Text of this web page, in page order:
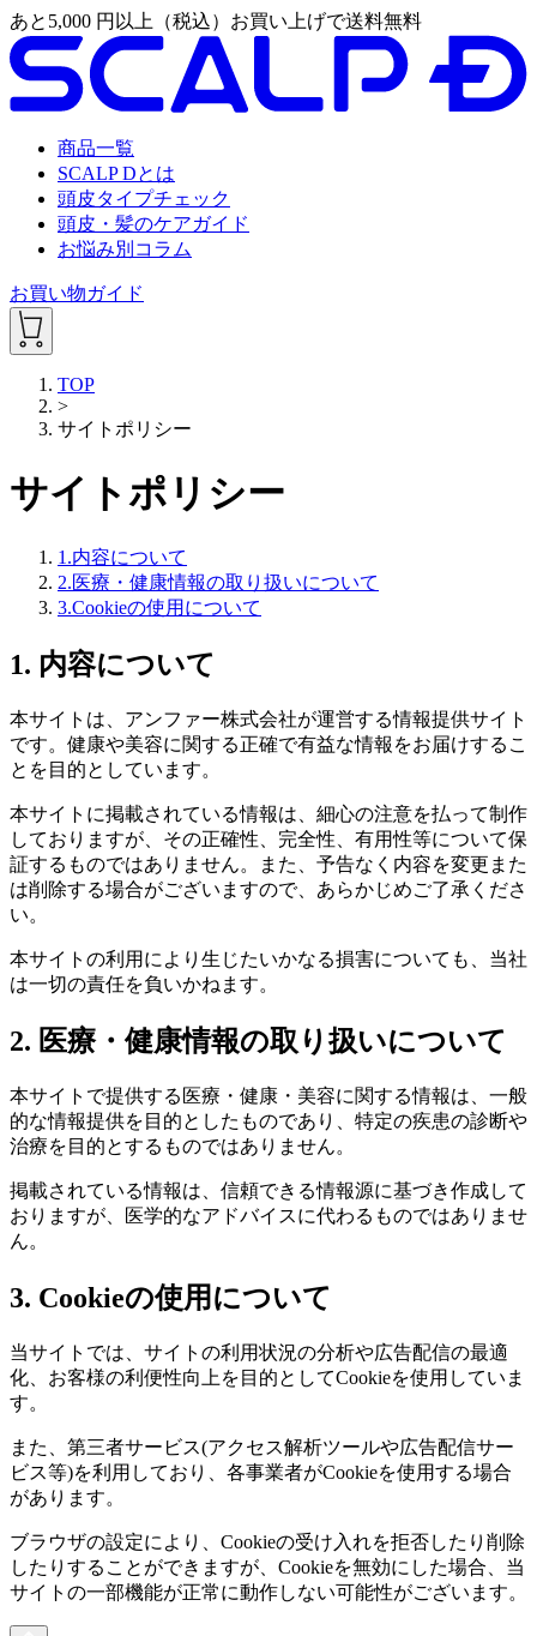
あと 5,000 円以上（税込）お買い上げで送料無料
商品一覧
SCALP Dとは
頭皮タイプチェック
頭皮・髪のケアガイド
お悩み別コラム
お買い物ガイド
TOP
>
サイトポリシー
サイトポリシー
1.内容について
2.医療・健康情報の取り扱いについて
3.Cookieの使用について
1. 内容について
本サイトは、アンファー株式会社が運営する情報提供サイト
です。健康や美容に関する正確で有益な情報をお届けするこ
とを目的としています。
本サイトに掲載されている情報は、細心の注意を払って制作
しておりますが、その正確性、完全性、有用性等について保
証するものではありません。また、予告なく内容を変更また
は削除する場合がございますので、あらかじめご了承くださ
い。
本サイトの利用により生じたいかなる損害についても、当社
は一切の責任を負いかねます。
2. 医療・健康情報の取り扱いについて
本サイトで提供する医療・健康・美容に関する情報は、一般
的な情報提供を目的としたものであり、特定の疾患の診断や
治療を目的とするものではありません。
掲載されている情報は、信頼できる情報源に基づき作成して
おりますが、医学的なアドバイスに代わるものではありませ
ん。
3. Cookieの使用について
当サイトでは、サイトの利用状況の分析や広告配信の最適
化、お客様の利便性向上を目的としてCookieを使用していま
す。
また、第三者サービス(アクセス解析ツールや広告配信サー
ビス等)を利用しており、各事業者がCookieを使用する場合
があります。
ブラウザの設定により、Cookieの受け入れを拒否したり削除
したりすることができますが、Cookieを無効にした場合、当
サイトの一部機能が正常に動作しない可能性がございます。